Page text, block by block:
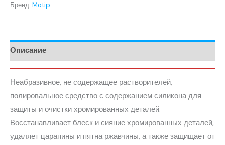
Бренд: Motip
Описание
Неабразивное, не содержащее растворителей,
полировальное средство с содержанием силикона для
защиты и очистки хромированных деталей.
Восстанавливает блеск и сияние хромированных деталей,
удаляет царапины и пятна ржавчины, а также защищает от